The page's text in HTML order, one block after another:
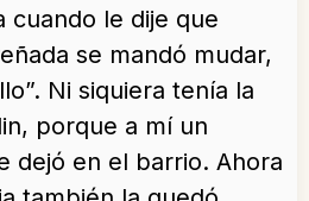
cuando le dije que
se mandó mudar,
Ni siquiera tenía la
porque a mí un
dejó en el barrio. Ahora